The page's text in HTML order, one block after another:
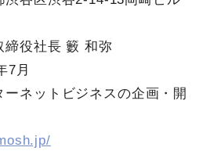
社長 籔 和弥
月
ネットビジネスの企画・開